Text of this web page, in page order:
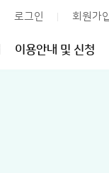
로그인 회원가
이용안내 및 신청